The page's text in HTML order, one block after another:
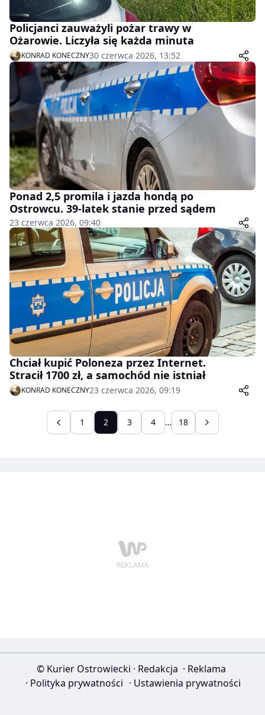
Policjanci zauważyli pożar trawy w
Ożarowie. Liczyła się każda minuta
KONRAD KONECZNY30 czerwca 2026, 13:52
Ponad 2,5 promila i jazda hondą po
Ostrowcu. 39-latek stanie przed sądem
23 czerwca 2026, 09:40
Chciał kupić Poloneza przez Internet.
Stracił 1700 zł, a samochód nie istniał
KONRAD KONECZNY23 czerwca 2026, 09:19
1 2 3 4 … 18
© Kurier Ostrowiecki · Redakcja · Reklama
· Polityka prywatności · Ustawienia prywatności